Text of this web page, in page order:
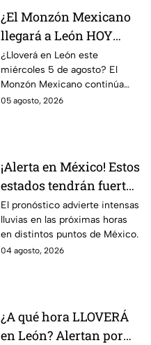
¿El Monzón Mexicano
llegará a León HOY
miércoles? Esto dice el
pronóstico para este 5
de agosto
¿Lloverá en León este
miércoles 5 de agosto? El
Monzón Mexicano continúa
afectando a varios estados del
05 agosto, 2026
¡Alerta en México! Estos
estados tendrán fuertes
precipitaciones;
¿afectará a Guanajuato?
El pronóstico advierte intensas
lluvias en las próximas horas
en distintos puntos de México.
04 agosto, 2026
¿A qué hora LLOVERÁ
en León? Alertan por